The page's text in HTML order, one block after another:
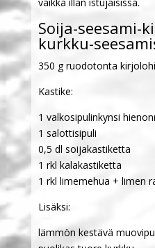
Soija-seesami-
kurkku-
350 g ruodotonta
Kastike:
1 valkosipulinkynsi
1 salottisipuli
0,5 dl soijakastiketta
1 rkl kalakastiketta
1 rkl limemehua + limen
Lisäksi:
lämmön kestävä